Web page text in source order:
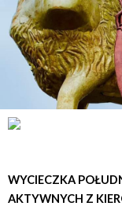
WYCIECZKA
AKTYWNYCH Z